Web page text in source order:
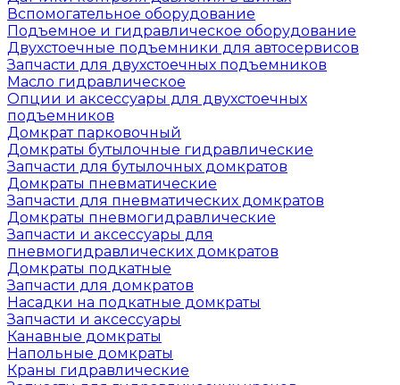
Вспомогательное оборудование
Подъемное и гидравлическое оборудование
Двухстоечные подъемники для автосервисов
Запчасти для двухстоечных подъемников
Масло гидравлическое
Опции и аксессуары для двухстоечных
подъемников
Домкрат парковочный
Домкраты бутылочные гидравлические
Запчасти для бутылочных домкратов
Домкраты пневматические
Запчасти для пневматических домкратов
Домкраты пневмогидравлические
Запчасти и аксессуары для
пневмогидравлических домкратов
Домкраты подкатные
Запчасти для домкратов
Насадки на подкатные домкраты
Запчасти и аксессуары
Канавные домкраты
Напольные домкраты
Краны гидравлические